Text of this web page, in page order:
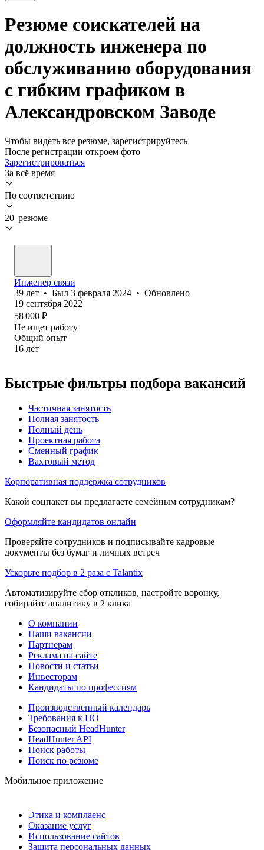
Резюме соискателей на
должность инженера по
обслуживанию оборудования
с гибким графиком в
Александровском Заводе
Чтобы видеть все резюме, зарегистрируйтесь
После регистрации откроем фото
Зарегистрироваться
За всё время
По соответствию
20 резюме
Инженер связи
39 лет • Был 3 февраля 2024 • Обновлено
19 сентября 2022
58 000 ₽
Не ищет работу
Общий опыт
16 лет
Быстрые фильтры подбора вакансий
Частичная занятость
Полная занятость
Полный день
Проектная работа
Сменный график
Вахтовый метод
Корпоративная поддержка сотрудников
Какой соцпакет вы предлагаете семейным сотрудникам?
Оформляйте кандидатов онлайн
Проверяйте сотрудников и подписывайте кадровые
документы без бумаг и личных встреч
Ускорьте подбор в 2 раза с Talantix
Автоматизируйте сбор откликов, настройте воронку,
собирайте аналитику в 2 клика
О компании
Наши вакансии
Партнерам
Реклама на сайте
Новости и статьи
Инвесторам
Кандидаты по профессиям
Производственный календарь
Требования к ПО
Безопасный HeadHunter
HeadHunter API
Поиск работы
Поиск по резюме
Мобильное приложение
Этика и комплаенс
Оказание услуг
Использование сайтов
Защита персональных данных